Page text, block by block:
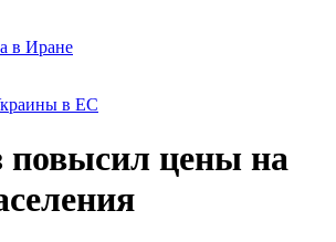
в Иране
в ЕС
повысил цены на